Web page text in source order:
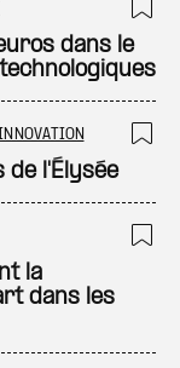
dans le
de l'Élysée
la
dans les